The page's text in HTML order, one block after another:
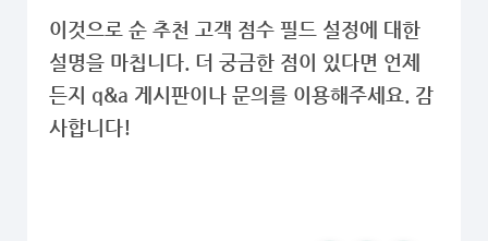
이것으로 순 추천 고객 점수 필드 설정에 대한
설명을 마칩니다. 더 궁금한 점이 있다면 언제
든지 q&a 게시판이나 문의를 이용해주세요. 감
사합니다!